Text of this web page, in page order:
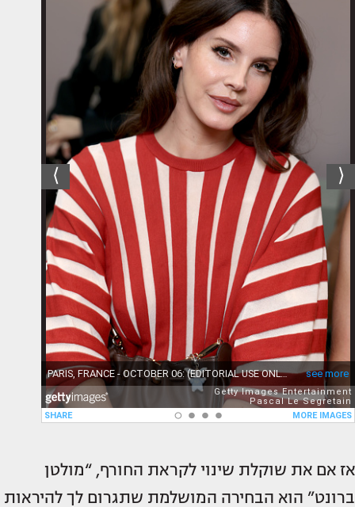
אז אם את שוקלת שינוי לקראת החורף, “מולטן
ברונט” הוא הבחירה המושלמת שתגרום לך להיראות